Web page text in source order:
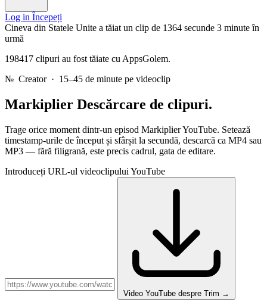
Log in Începeți
Cineva din Statele Unite a tăiat un clip de 1364 secunde 3 minute în
urmă
198417 clipuri au fost tăiate cu AppsGolem.
№ Creator · 15–45 de minute pe videoclip
Markiplier Descărcare de clipuri.
Trage orice moment dintr-un episod Markiplier YouTube. Setează
timestamp-urile de început și sfârșit la secundă, descarcă ca MP4 sau
MP3 — fără filigrană, este precis cadrul, gata de editare.
Introduceți URL-ul videoclipului YouTube
Video YouTube despre Trim →